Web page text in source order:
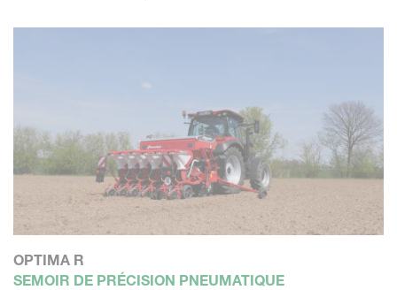
OPTIMA R
SEMOIR DE PRÉCISION PNEUMATIQUE